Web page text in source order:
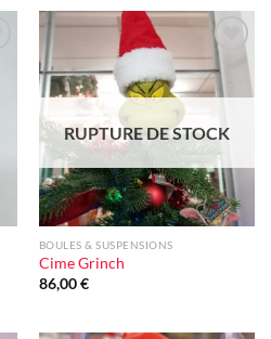
Ajouter
à la liste
d'envie
RUPTURE DE STOCK
BOULES & SUSPENSIONS
Cime Grinch
86,00€